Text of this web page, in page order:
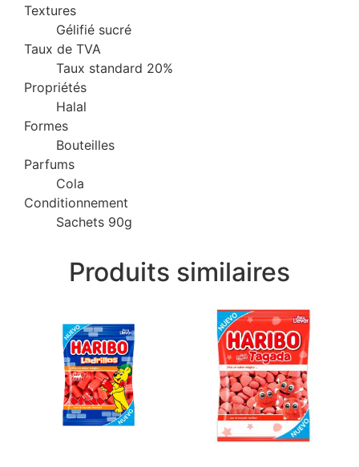
Textures
Gélifié sucré
Taux de TVA
Taux standard 20%
Propriétés
Halal
Formes
Bouteilles
Parfums
Cola
Conditionnement
Sachets 90g
Produits similaires